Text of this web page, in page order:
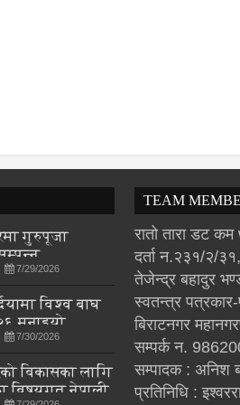
गुरुपूजा
जीवनशैली
7/29/2026
विश्व बाघ
मनाइयो
7/30/2026
विकासका लागि
विषयगत नेपाली
TEAM
रातो तारा डट
दर्ता न.२३१/२/
तेजेन्द्र बहादुर
स्वतन्त्र पत्रकार-
बिराटनगर
सम्पर्क न.
सम्पादक : अनिश
प्रतिनिधि :